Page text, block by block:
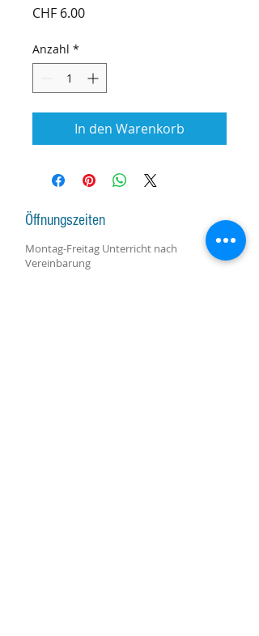
CHF 6.00Preis
Anzahl *
In den Warenkorb
Öffnungszeiten
Montag-Freitag Unterricht nach
Vereinbarung